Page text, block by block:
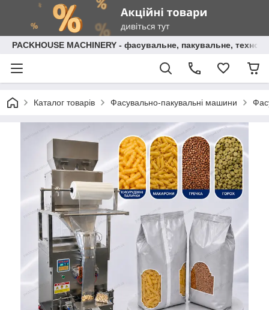
PACKHOUSE MACHINERY - фасувальне, пакувальне,
Каталог товарів Фасувально-пакувальні машини